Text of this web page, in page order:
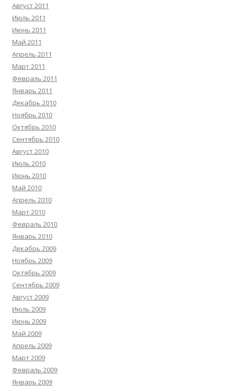
Август 2011
Июль 2011
Июнь 2011
Май 2011
Апрель 2011
Март 2011
Февраль 2011
Январь 2011
Декабрь 2010
Ноябрь 2010
Октябрь 2010
Сентябрь 2010
Август 2010
Июль 2010
Июнь 2010
Май 2010
Апрель 2010
Март 2010
Февраль 2010
Январь 2010
Декабрь 2009
Ноябрь 2009
Октябрь 2009
Сентябрь 2009
Август 2009
Июль 2009
Июнь 2009
Май 2009
Апрель 2009
Март 2009
Февраль 2009
Январь 2009